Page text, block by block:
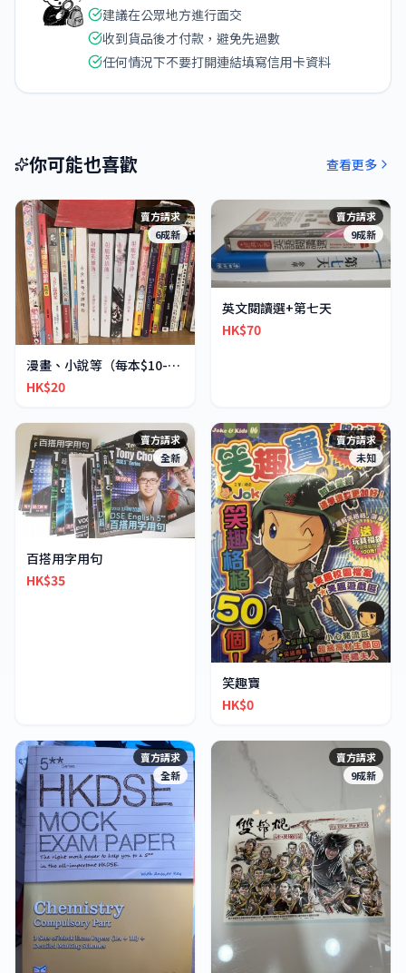
建議在公眾地方進行面交
收到貨品後才付款，避免先過數
任何情況下不要打開連結填寫信用卡資料
你可能也喜歡 查看更多
賣方請求
6成新
漫畫、小說等（每本$10-30不等）
HK$20
賣方請求
9成新
英文閱讀選+第七天
HK$70
賣方請求
全新
百搭用字用句
HK$35
賣方請求
未知
笑趣寶
HK$0
賣方請求
全新
賣方請求
9成新